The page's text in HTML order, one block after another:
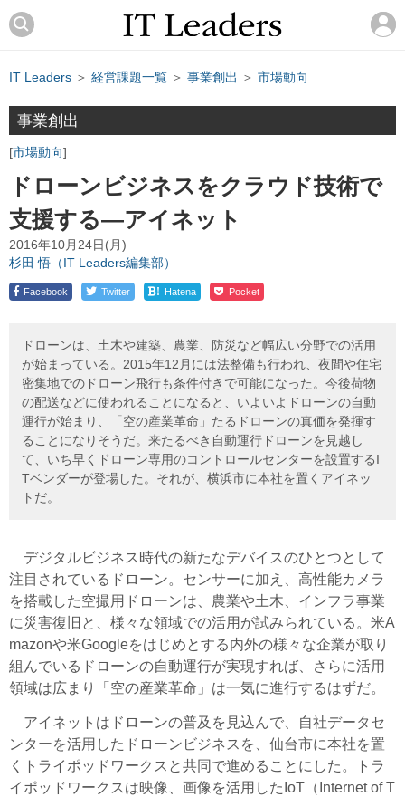
IT Leaders ＞ 経営課題一覧 ＞ 事業創出 ＞ 市場動向
事業創出
市場動向
ドローンビジネスをクラウド技術で
支援する―アイネット
2016年10月24日(月)
杉田 悟（IT Leaders編集部）
Facebook Twitter ! Hatena Pocket
ドローンは、土木や建築、農業、防災など幅広い分野での活用
が始まっている。2015年12月には法整備も行われ、夜間や住宅
密集地でのドローン飛行も条件付きで可能になった。今後荷物
の配送などに使われることになると、いよいよドローンの自動
運行が始まり、「空の産業革命」たるドローンの真価を発揮す
ることになりそうだ。来たるべき自動運行ドローンを見越し
て、いち早くドローン専用のコントロールセンターを設置するI
Tベンダーが登場した。それが、横浜市に本社を置くアイネッ
トだ。
デジタルビジネス時代の新たなデバイスのひとつとして
注目されているドローン。センサーに加え、高性能カメラ
を搭載した空撮用ドローンは、農業や土木、インフラ事業
に災害復旧と、様々な領域での活用が試みられている。米A
mazonや米Googleをはじめとする内外の様々な企業が取り
組んでいるドローンの自動運行が実現すれば、さらに活用
領域は広まり「空の産業革命」は一気に進行するはずだ。
アイネットはドローンの普及を見込んで、自社データセ
ンターを活用したドローンビジネスを、仙台市に本社を置
くトライポッドワークスと共同で進めることにした。トラ
イポッドワークスは映像、画像を活用したIoT（Internet of T